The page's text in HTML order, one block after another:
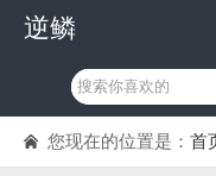
逆鳞
您现在的位置是： 首